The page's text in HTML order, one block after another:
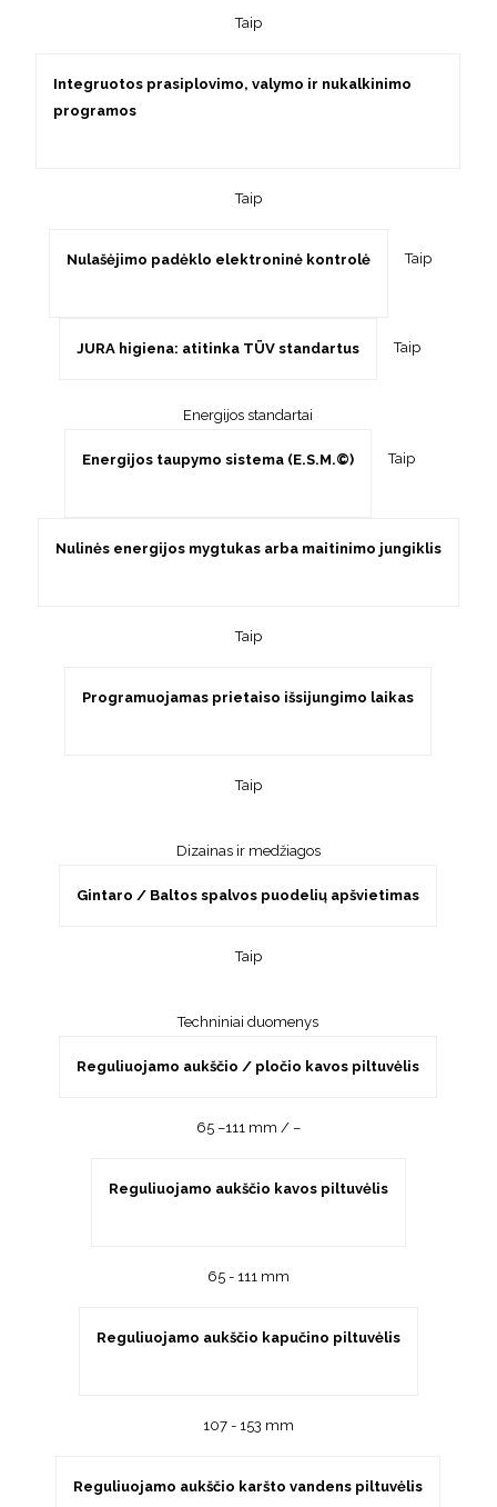
Taip
Integruotos prasiplovimo, valymo ir nukalkinimo
programos
Taip
Nulašėjimo padėklo elektroninė kontrolė Taip
JURA higiena: atitinka TÜV standartus Taip
Energijos standartai
Energijos taupymo sistema (E.S.M.©) Taip
Nulinės energijos mygtukas arba maitinimo jungiklis
Taip
Programuojamas prietaiso išsijungimo laikas
Taip
Dizainas ir medžiagos
Gintaro / Baltos spalvos puodelių apšvietimas
Taip
Techniniai duomenys
Reguliuojamo aukščio / pločio kavos piltuvėlis
65 –111 mm / –
Reguliuojamo aukščio kavos piltuvėlis
65 - 111 mm
Reguliuojamo aukščio kapučino piltuvėlis
107 - 153 mm
Reguliuojamo aukščio karšto vandens piltuvėlis